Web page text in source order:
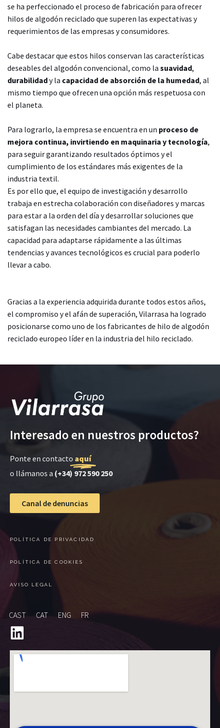
se ha perfeccionado el proceso de fabricación para ofrecer
hilos de algodón reciclado que superen las expectativas y
requerimientos de las empresas y consumidores.
Cabe destacar que estos hilos conservan las características
deseables del algodón convencional, como la suavidad,
durabilidady la capacidad de absorción de la humedad, al
mismo tiempo que ofrecen una opción más respetuosa con
el planeta.
Para lograrlo, la empresa se encuentra en un proceso de
mejora continua, invirtiendo en maquinaria y tecnología,
para seguir garantizando resultados óptimos y el
cumplimiento de los estándares más exigentes de la
industria textil.
Es por ello que, el equipo de investigación y desarrollo
trabaja en estrecha colaboración con diseñadores y marcas
para estar a la orden del día y desarrollar soluciones que
satisfagan las necesidades cambiantes del mercado. La
capacidad para adaptarse rápidamente a las últimas
tendencias y avances tecnológicos es crucial para poderlo
llevar a cabo.
Gracias a la experiencia adquirida durante todos estos años,
el compromiso y el afán de superación, Vilarrasa ha logrado
posicionarse como uno de los fabricantes de hilo de algodón
reciclado europeo líder en la industria del hilo reciclado.
Interesado en nuestros productos?
Ponte en contacto aquí
o llámanos a (+34) 972 590 250
Canal de denuncias
POLÍTICA DE PRIVACIDAD
POLÍTICA DE COOKIES
AVISO LEGAL
CAST CAT ENG FR